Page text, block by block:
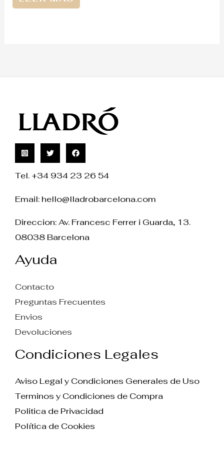
Tel. +34 934 23 26 54
Email: hello@lladrobarcelona.com
Direccion: Av. Francesc Ferrer i Guarda, 13.
08038 Barcelona
Ayuda
Contacto
Preguntas Frecuentes
Envios
Devoluciones
Condiciones Legales
Aviso Legal y Condiciones Generales de Uso
Terminos y Condiciones de Compra
Politica de Privacidad
Política de Cookies